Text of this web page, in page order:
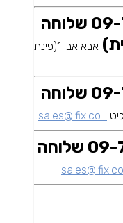
09-7739940 שלוחה
אבא אבן 1(פינת
09-7739940 שלוחה
sales@ifix.co.il
09-7739940 שלוחה